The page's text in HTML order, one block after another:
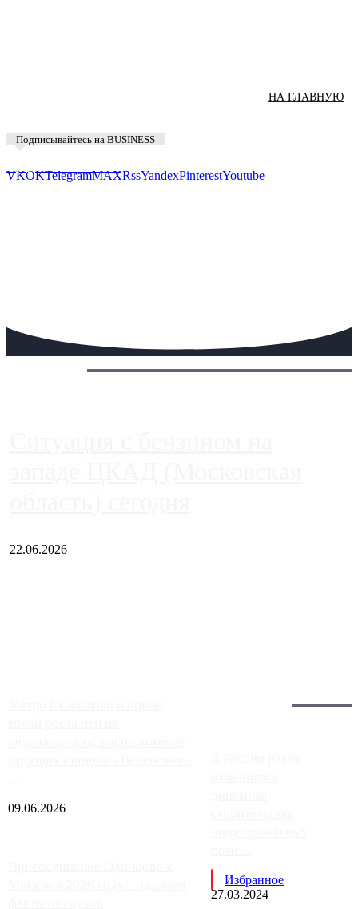
НА ГЛАВНУЮ
Подписывайтесь на BUSINESS
VKOKTelegramMAXRssYandexPinterestYoutube
22.06.2026
09.06.2026
Избранное
27.03.2024